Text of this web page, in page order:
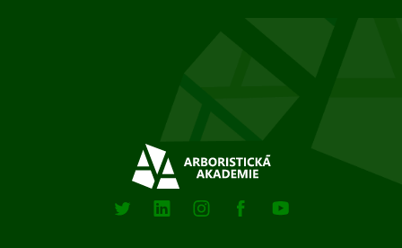
Sociální
sitě
X
LinkedinInstagramFacebookYoutube